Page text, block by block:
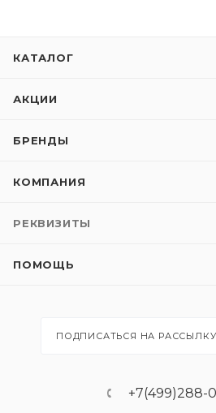
КАТАЛОГ
АКЦИИ
БРЕНДЫ
КОМПАНИЯ
РЕКВИЗИТЫ
ПОМОЩЬ
ПОДПИСАТЬСЯ НА РАССЫЛКУ
+7(499)288-